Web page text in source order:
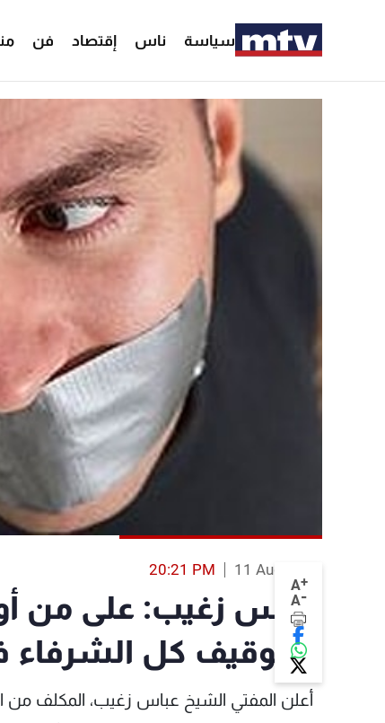
سياسة ناس إقتصاد فن
A+
A-
11 Aug 2013
20:21 PM
عباس زغيب: على من
أو توقيف كل الشرفاء
أعلن المفتي الشيخ عباس زغيب، المكلف من